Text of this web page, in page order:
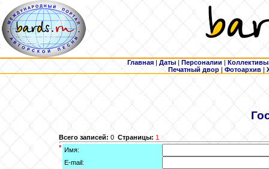
Главная | Даты | Персоналии | Коллективы
Печатный двор |Фотоархив |
Всего записей: 0 Страницы: 1
* Имя:
E-mail: